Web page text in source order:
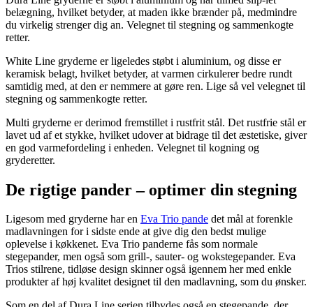
belægning, hvilket betyder, at maden ikke brænder på, medmindre
du virkelig strenger dig an. Velegnet til stegning og sammenkogte
retter.
White Line gryderne er ligeledes støbt i aluminium, og disse er
keramisk belagt, hvilket betyder, at varmen cirkulerer bedre rundt
samtidig med, at den er nemmere at gøre ren. Lige så vel velegnet til
stegning og sammenkogte retter.
Multi gryderne er derimod fremstillet i rustfrit stål. Det rustfrie stål er
lavet ud af et stykke, hvilket udover at bidrage til det æstetiske, giver
en god varmefordeling i enheden. Velegnet til kogning og
gryderetter.
De rigtige pander – optimer din stegning
Ligesom med gryderne har en Eva Trio pande det mål at forenkle
madlavningen for i sidste ende at give dig den bedst mulige
oplevelse i køkkenet. Eva Trio panderne fås som normale
stegepander, men også som grill-, sauter- og wokstegepander. Eva
Trios stilrene, tidløse design skinner også igennem her med enkle
produkter af høj kvalitet designet til den madlavning, som du ønsker.